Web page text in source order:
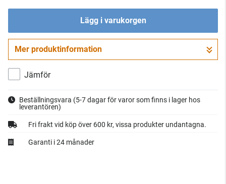
Lägg i varukorgen
Gå till kassan
Mer produktinformation
Jämför
Beställningsvara (5-7 dagar för varor som finns i lager hos
leverantören)
Fri frakt vid köp över 600 kr, vissa produkter undantagna.
Garanti i 24 månader